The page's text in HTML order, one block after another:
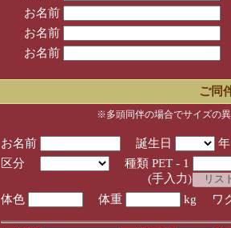
お名前
お名前
お名前
ご同
※多頭同伴の場合でサイズの
お名前 誕生日
区分
種類 PET - 1
(手入力)
体色
体重 kg ワ